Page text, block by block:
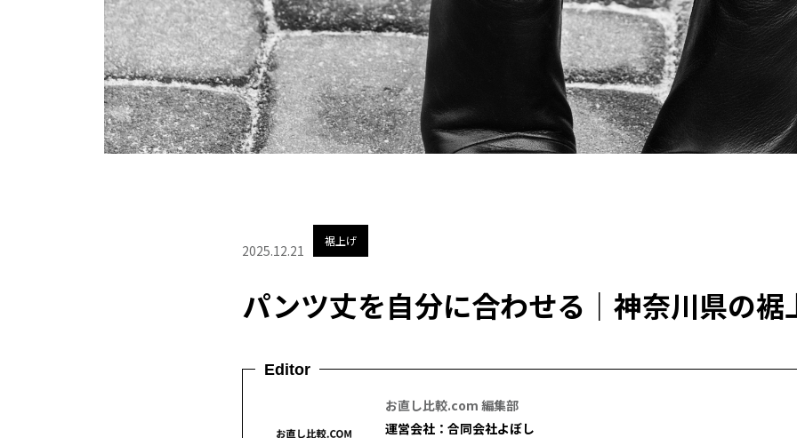
2025.12.21
裾上げ
パンツ丈を自分に合わせる｜神奈川県の裾
Editor
お直し比較.com 編集部
運営会社：合同会社よぼし